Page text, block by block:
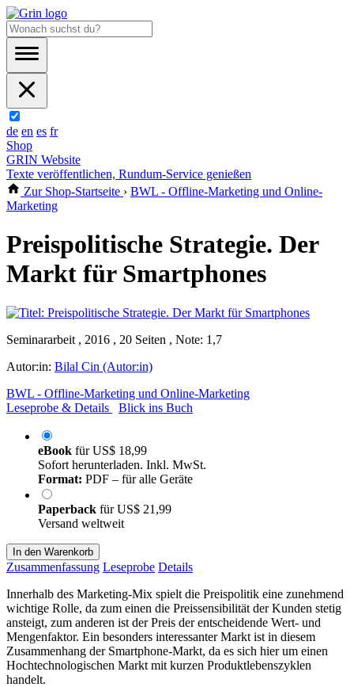
de en es fr
Shop
GRIN Website
Texte veröffentlichen, Rundum-Service genießen
Zur Shop-Startseite › BWL - Offline-Marketing und Online-
Marketing
Preispolitische Strategie. Der
Markt für Smartphones
Seminararbeit , 2016 , 20 Seiten , Note: 1,7
Autor:in: Bilal Cin (Autor:in)
BWL - Offline-Marketing und Online-Marketing
Leseprobe & Details
Blick ins Buch
eBook fürUS$ 18,99
Sofort herunterladen. Inkl. MwSt.
Format: PDF – für alle Geräte
Paperback fürUS$ 21,99
Versand weltweit
In den Warenkorb
Zusammenfassung Leseprobe Details
Innerhalb des Marketing-Mix spielt die Preispolitik eine zunehmend
wichtige Rolle, da zum einen die Preissensibilität der Kunden stetig
ansteigt, zum anderen ist der Preis der entscheidende Wert- und
Mengenfaktor. Ein besonders interessanter Markt ist in diesem
Zusammenhang der Smartphone-Markt, da es sich hier um einen
Hochtechnologischen Markt mit kurzen Produktlebenszyklen
handelt.